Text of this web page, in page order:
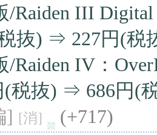
/Raiden III
抜) ⇒ 227円(税
/Raiden IV：
税抜) ⇒ 686円(
] [消]
(+717)